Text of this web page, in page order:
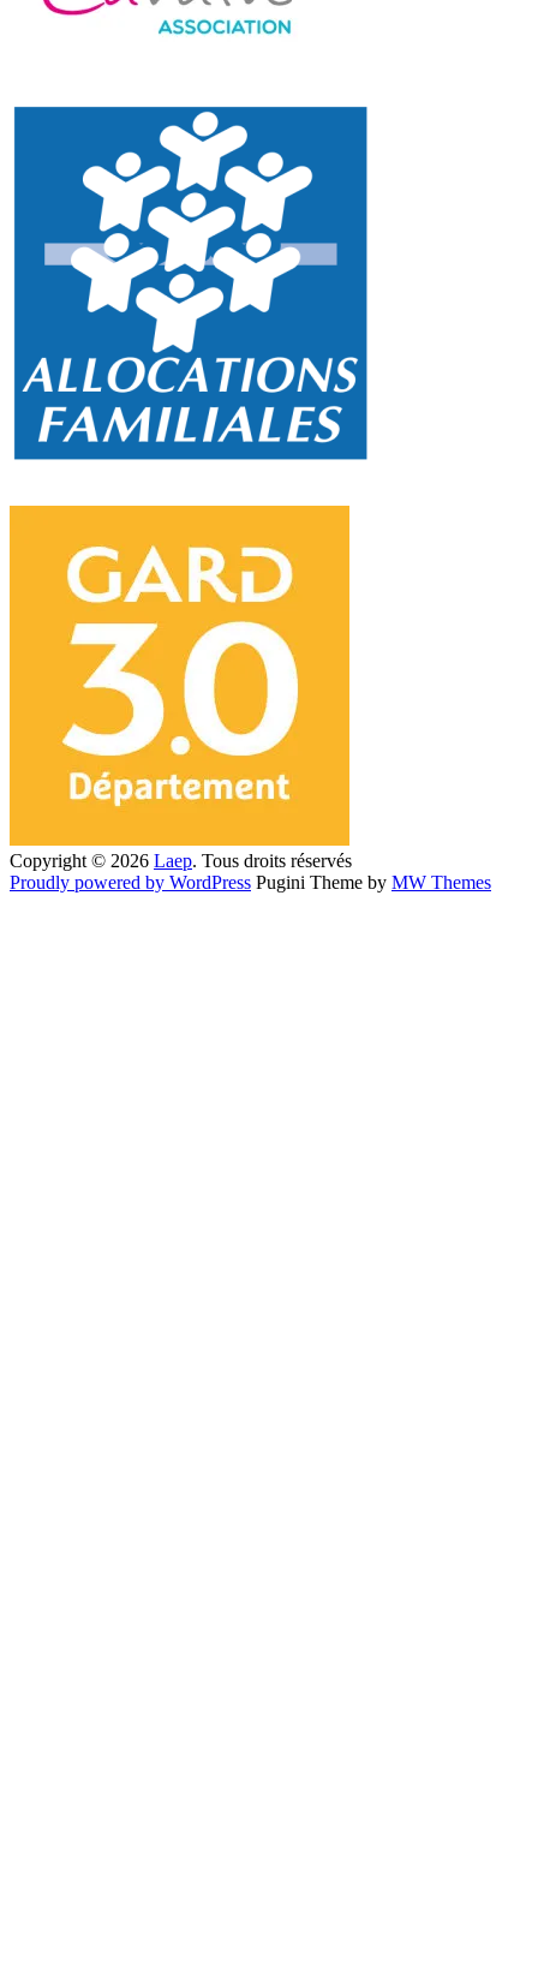
Copyright © 2026 Laep. Tous droits réservés
Proudly powered by WordPress Pugini Theme by MW Themes